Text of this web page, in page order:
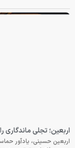
اربعین؛ تجلی ماندگاری
اربعین حسینی، یادآور